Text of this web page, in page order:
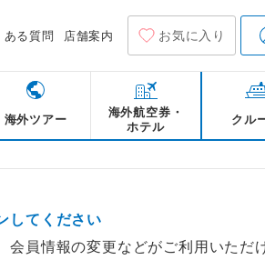
ある質問 店舗案内 お気に入り
海外ツアー
海外航空券・
ホテル
クル
してください
員情報の変更などがご利用いただ